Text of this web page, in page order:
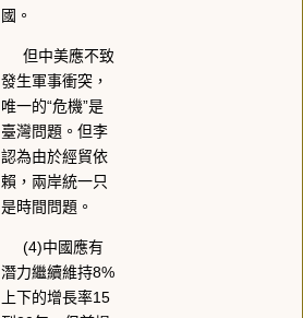
國。
但中美應不致
發生軍事衝突，
唯一的“危機”是
臺灣問題。但李
認為由於經貿依
賴，兩岸統一只
是時間問題。
(4)中國應有
潛力繼續維持8%
上下的增長率15